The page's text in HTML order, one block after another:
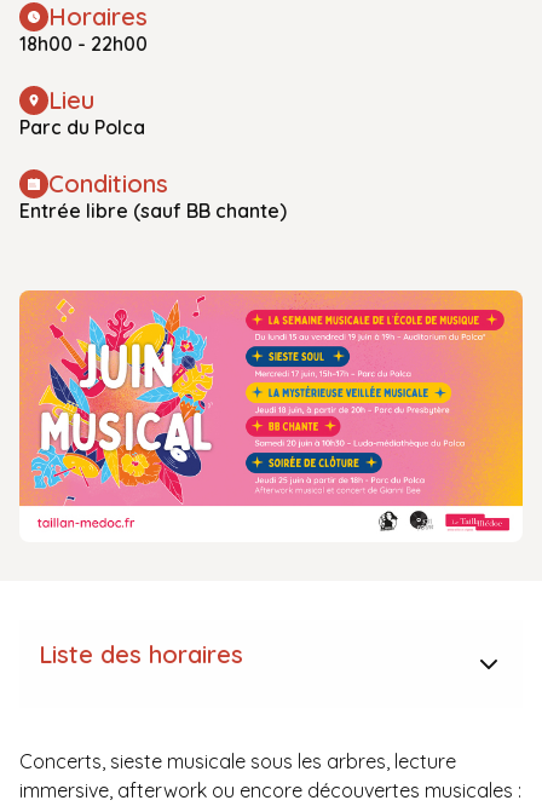
Horaires
18h00 - 22h00
Lieu
Parc du Polca
Conditions
Entrée libre (sauf BB chante)
Liste des horaires
Concerts, sieste musicale sous les arbres, lecture
immersive, afterwork ou encore découvertes musicales :